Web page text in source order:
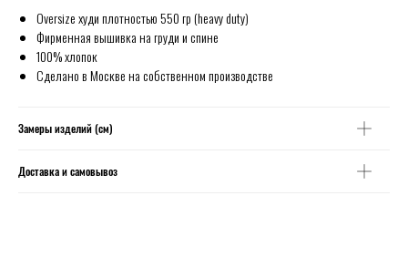
Oversize худи плотностью 550 гр (heavy duty)
Фирменная вышивка на груди и спине
100% хлопок
Сделано в Москве на собственном производстве
Замеры изделий (см)
Доставка и самовывоз